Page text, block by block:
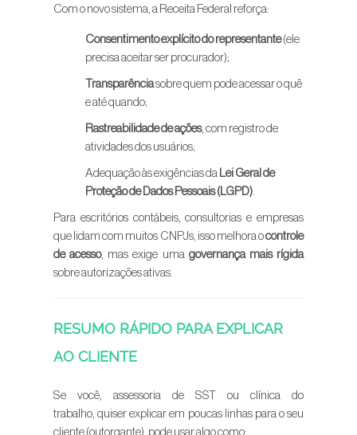
Com o novo sistema, a Receita Federal reforça:
Consentimento explícito do representante(ele
precisa aceitar ser procurador);
Transparênciasobre quem pode acessar o quê
e até quando;
Rastreabilidade de ações, com registro de
atividades dos usuários;
Adequação às exigências da Lei Geral de
Proteção de Dados Pessoais (LGPD).
Para escritórios contábeis, consultorias e empresas
que lidam com muitos CNPJs, isso melhora ocontrole
de acesso, mas exige uma governança mais rígida
sobre autorizações ativas.
RESUMO RÁPIDO PARA EXPLICAR
AO CLIENTE
Se você, assessoria de SST ou clínica do
trabalho, quiser explicar em poucas linhas para o seu
cliente (outorgante), pode usar algo como: